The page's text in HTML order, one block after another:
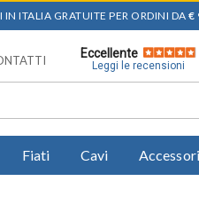
IN ITALIA GRATUITE PER ORDINI DA €
Eccellente
Leggi le recensioni
Fiati Cavi Accessori